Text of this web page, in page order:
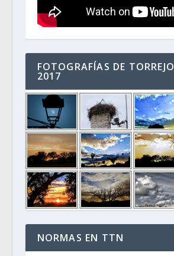
FOTOGRAFÍAS DE
2017
NORMAS EN TTN